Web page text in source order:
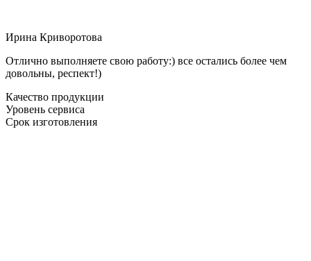
Ирина Криворотова
Отлично выполняете свою работу:) все остались более чем
довольны, респект!)
Качество продукции
Уровень сервиса
Срок изготовления